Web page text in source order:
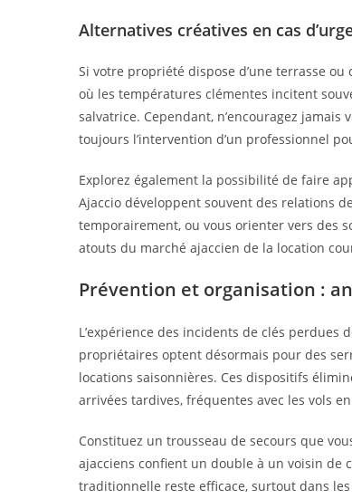
Alternatives créatives en cas
Si votre propriété dispose d’une terrasse
où les températures clémentes incitent
salvatrice. Cependant, n’encouragez
toujours l’intervention d’un professionnel
Explorez également la possibilité de faire
Ajaccio développent souvent des relations
temporairement, ou vous orienter vers des
atouts du marché ajaccien de la location
Prévention et organisation :
L’expérience des incidents de clés perdues
propriétaires optent désormais pour des
locations saisonnières. Ces dispositifs
arrivées tardives, fréquentes avec les vols
Constituez un trousseau de secours que
ajacciens confient un double à un voisin de
traditionnelle reste efficace, surtout dans